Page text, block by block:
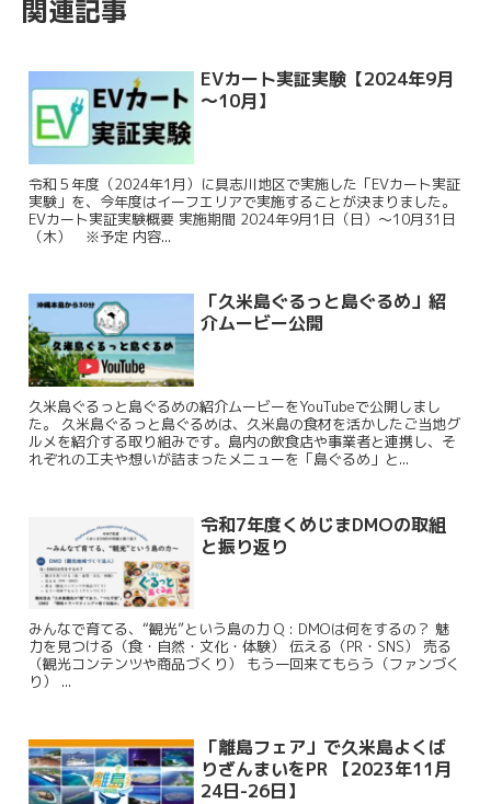
関連記事
EVカート実証実験【2024年9月
～10月】
令和５年度（2024年1月）に具志川地区で実施した「EVカート実証
実験」を、今年度はイーフエリアで実施することが決まりました。
EVカート実証実験概要 実施期間 2024年9月1日（日）～10月31日
（木） ※予定 内容...
「久米島ぐるっと島ぐるめ」紹
介ムービー公開
久米島ぐるっと島ぐるめの紹介ムービーをYouTubeで公開しまし
た。 久米島ぐるっと島ぐるめは、久米島の食材を活かしたご当地グ
ルメを紹介する取り組みです。島内の飲食店や事業者と連携し、そ
れぞれの工夫や想いが詰まったメニューを「島ぐるめ」と...
令和7年度くめじまDMOの取組
と振り返り
みんなで育てる、“観光”という島の力 Q : DMOは何をするの？ 魅
力を見つける（食・自然・文化・体験） 伝える（PR・SNS） 売る
（観光コンテンツや商品づくり） もう一回来てもらう（ファンづく
り） ...
「離島フェア」で久米島よくば
りざんまいをPR 【2023年11月
24日-26日】